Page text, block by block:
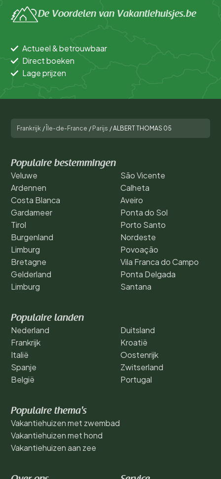
De Voordelen van Vakantiehuisjes.be
Actueel & betrouwbaar
Direct boeken
Lage prijzen
Frankrijk / Île-de-France / Parijs /ALBERT THOMAS 05
Populaire bestemmingen
Veluwe
Ardennen
Costa Blanca
Gardameer
Tirol
Burgenland
Limburg
Bretagne
Gelderland
Limburg
São Vicente
Calheta
Aveiro
Ponta do Sol
Porto Santo
Nordeste
Povoação
Vila Franca do Campo
Ponta Delgada
Santana
Populaire landen
Nederland
Frankrijk
Italië
Spanje
België
Duitsland
Kroatië
Oostenrijk
Zwitserland
Portugal
Populaire thema's
Vakantiehuizen met zwembad
Vakantiehuizen met hond
Vakantiehuizen aan zee